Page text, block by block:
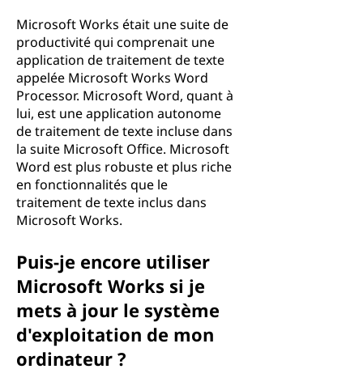
Microsoft Works était une suite de
productivité qui comprenait une
application de traitement de texte
appelée Microsoft Works Word
Processor. Microsoft Word, quant à
lui, est une application autonome
de traitement de texte incluse dans
la suite Microsoft Office. Microsoft
Word est plus robuste et plus riche
en fonctionnalités que le
traitement de texte inclus dans
Microsoft Works.
Puis-je encore utiliser
Microsoft Works si je
mets à jour le système
d'exploitation de mon
ordinateur ?